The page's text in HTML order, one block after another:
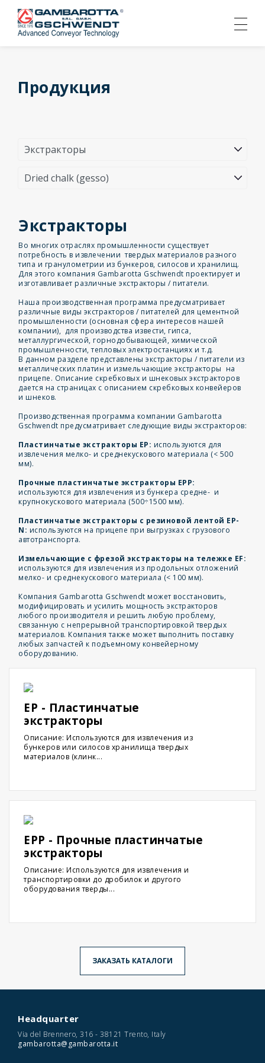
Продукция
Экстракторы
Во многих отраслях промышленности существует
потребность в извлечении твердых материалов разного
типа и гранулометрии из бункеров, силосов и хранилищ.
Для этого компания Gambarotta Gschwendt проектирует и
изготавливает различные экстракторы / питатели.
Наша производственная программа предусматривает
различные виды экстракторов / питателей для цементной
промышленности (основная сфера интересов нашей
компании), для производства извести, гипса,
металлургической, горнодобывающей, химической
промышленности, тепловых электростанциях и т.д.
В данном разделе представлены экстракторы / питатели из
металлических платин и измельчающие экстракторы на
прицепе. Описание скребковых и шнековых экстракторов
дается на страницах с описанием скребковых конвейеров
и шнеков.
Производственная программа компании Gambarotta
Gschwendt предусматривает следующие виды экстракторов:
Пластинчатые экстракторы EP: используются для
извлечения мелко- и среднекускового материала (< 500
мм).
Прочные пластинчатые экстракторы EPP:
используются для извлечения из бункера средне- и
крупнокускового материала (500÷1500 мм).
Пластинчатые экстракторы с резиновой лентой EP-
N: используются на прицепе при выгрузках с грузового
автотранспорта.
Измельчающие с фрезой экстракторы на тележке EF:
используются для извлечения из продольных отложений
мелко- и среднекускового материала (< 100 мм).
Компания Gambarotta Gschwendt может восстановить,
модифицировать и усилить мощность экстракторов
любого производителя и решить любую проблему,
связанную с непрерывной транспортировкой твердых
материалов. Компания также может выполнить поставку
любых запчастей к подъемному конвейерному
оборудованию.
EP - Пластинчатые
экстракторы
Описание: Используются для извлечения из
бункеров или силосов хранилища твердых
материалов (клинк...
EPP - Прочные пластинчатые
экстракторы
Описание: Используются для извлечения и
транспортировки до дробилок и другого
оборудования тверды...
ЗАКАЗАТЬ КАТАЛОГИ
Headquarter
Via del Brennero, 316 - 38121 Trento, Italy
gambarotta@gambarotta.it